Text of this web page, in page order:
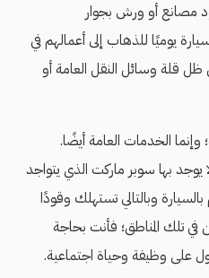
مصانع أو ورش بجوار
يوميًا للذهاب إلى أعمالهم في
قلة وسائل النقل العامة أو
الخدمات العامة أيضًا.
بها سوبر ماركت الذي يتواجد
وبالتالي تستهلك وقودًا
تلك المناطق؛ فأنت بحاجة
على وظيفة وحياة اجتماعية.